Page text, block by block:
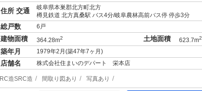
住所 交通
岐阜県本巣郡北方町北方
樽見鉄道 北方真桑駅 バス4分/岐阜農林高前バス停 停歩3分
総戸数 6戸
建物面積 364.28m2 土地面積 623.7m2
築年月 1979年2月(築47年7ヶ月)
店舗名 株式会社住まいのデパート 栄本店
RC造SRC造 間取り図あり 写真あり